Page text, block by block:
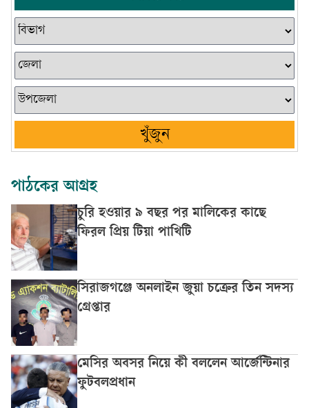
খুঁজুন
পাঠকের আগ্রহ
চুরি হওয়ার ৯ বছর পর মালিকের কাছে
ফিরল প্রিয় টিয়া পাখিটি
সিরাজগঞ্জে অনলাইন জুয়া চক্রের তিন সদস্য
গ্রেপ্তার
মেসির অবসর নিয়ে কী বললেন আর্জেন্টিনার
ফুটবলপ্রধান